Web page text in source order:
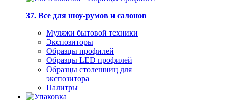
37. Все для шоу-румов и салонов
Муляжи бытовой техники
Экспозиторы
Образцы профилей
Образцы LED профилей
Образцы столешниц для
экспозитора
Палитры